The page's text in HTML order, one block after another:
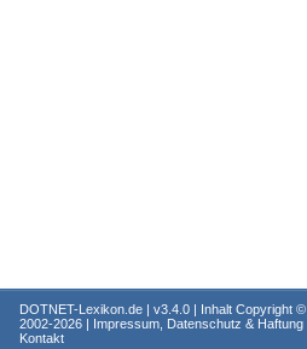
DOTNET-Lexikon.de | v3.4.0 | Inhalt Copyright ©
2002-2026 | Impressum, Datenschutz & Haftung
Kontakt